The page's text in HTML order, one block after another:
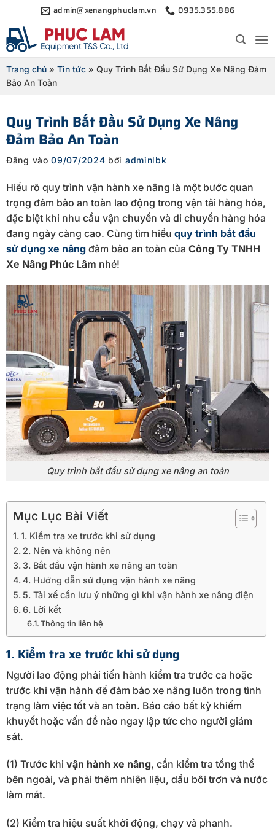
qua
nội
dung
admin@xenangphuclam.vn 0935.355.886
Trang chủ » Tin tức » Quy Trình Bắt Đầu Sử Dụng Xe Nâng Đảm
Bảo An Toàn
Quy Trình Bắt Đầu Sử Dụng Xe Nâng
Đảm Bảo An Toàn
Đăng vào09/07/2024 bởi adminlbk
Hiểu rõ quy trình vận hành xe nâng là một bước quan
trọng đảm bảo an toàn lao động trong vận tải hàng hóa,
đặc biệt khi nhu cầu vận chuyển và di chuyển hàng hóa
đang ngày càng cao. Cùng tìm hiểu quy trình bắt đầu
sử dụng xe nâng đảm bảo an toàn của Công Ty TNHH
Xe Nâng Phúc Lâm nhé!
Quy trình bắt đầu sử dụng xe nâng an toàn
Mục Lục Bài Viết
1. Kiểm tra xe trước khi sử dụng
2. Nên và không nên
3. Bắt đầu vận hành xe nâng an toàn
4. Hướng dẫn sử dụng vận hành xe nâng
5. Tài xế cần lưu ý những gì khi vận hành xe nâng điện
6. Lời kết
Thông tin liên hệ
1. Kiểm tra xe trước khi sử dụng
Người lao động phải tiến hành kiểm tra trước ca hoặc
trước khi vận hành để đảm bảo xe nâng luôn trong tình
trạng làm việc tốt và an toàn. Báo cáo bất kỳ khiếm
khuyết hoặc vấn đề nào ngay lập tức cho người giám
sát.
(1) Trước khi vận hành xe nâng, cần kiểm tra tổng thể
bên ngoài, và phải thêm nhiên liệu, dầu bôi trơn và nước
làm mát.
(2) Kiểm tra hiệu suất khởi động, chạy và phanh.